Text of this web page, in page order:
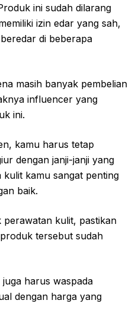
ini sudah dilarang
izin edar yang sah,
di beberapa
masih banyak pembelian
influencer yang
ini.
kamu harus tetap
dengan janji-janji yang
kamu sangat penting
baik.
perawatan kulit, pastikan
tersebut sudah
harus waspada
dengan harga yang